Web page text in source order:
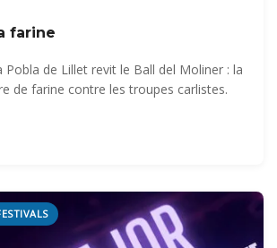
farine
Pobla de Lillet revit le Ball del Moliner : la
de farine contre les troupes carlistes.